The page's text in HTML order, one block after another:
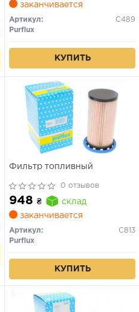
заканчивается
Артикул:
C489
Purflux
КУПИТЬ
Фильтр топливный
0 отзывов
948 ₴
склад
заканчивается
Артикул:
C813
Purflux
КУПИТЬ